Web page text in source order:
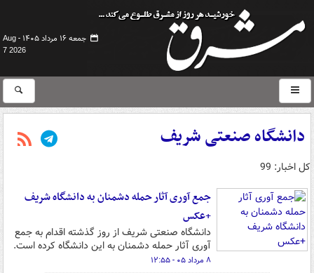
جمعه ۱۶ مرداد ۱۴۰۵ -
Aug
7 2026
دانشگاه صنعتی شریف
کل اخبار: 99
جمع آوری آثار حمله دشمنان به دانشگاه شریف
+عکس
دانشگاه صنعتی شریف از روز گذشته اقدام به جمع
آوری آثار حمله دشمنان به این دانشگاه کرده است.
۸ مرداد ۰۵ - ۱۲:۵۵